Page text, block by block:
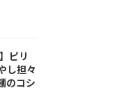
ピリ
し担々
のコシ